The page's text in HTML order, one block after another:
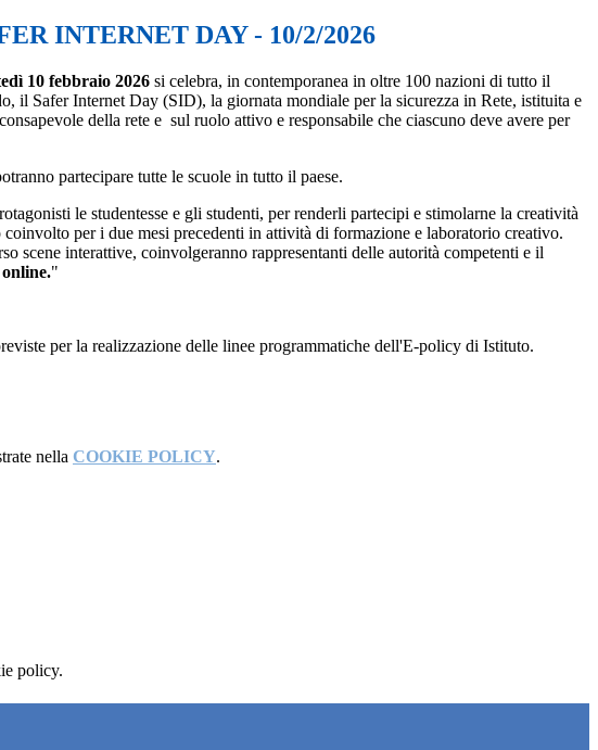
INTERNET DAY - 10/2/2026
10 febbraio 2026 si celebra, in contemporanea in oltre 100 nazioni di tutto il
il Safer Internet Day (SID), la giornata mondiale per la sicurezza in Rete, istituita e
della rete e sul ruolo attivo e responsabile che ciascuno deve avere per
partecipare tutte le scuole in tutto il paese.
le studentesse e gli studenti, per renderli partecipi e stimolarne la creatività
per i due mesi precedenti in attività di formazione e laboratorio creativo.
scene interattive, coinvolgeranno rappresentanti delle autorità competenti e il
"
per la realizzazione delle linee programmatiche dell'E-policy di Istituto.
nella COOKIE POLICY.
policy.